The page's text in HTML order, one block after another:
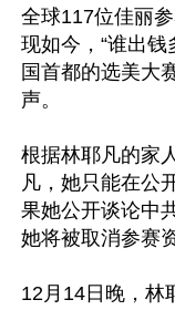
全球117位佳丽
现如今，“谁出
国首都的选美大
声。
根据林耶凡的家
凡，她只能在公
果她公开谈论中
她将被取消参赛
12月14日晚，林